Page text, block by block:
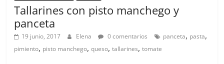
Tallarines con pisto manchego y
panceta
19 junio, 2017 Elena 0 comentarios panceta, pasta,
pimiento, pisto manchego,queso,tallarines,tomate